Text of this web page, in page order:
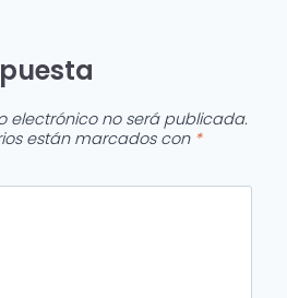
electrónico no será publicada.
están marcados con *